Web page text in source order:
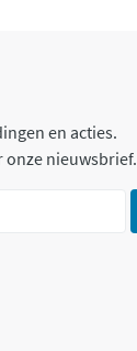
en acties.
onze nieuwsbrief.